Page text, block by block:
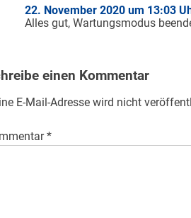
22. November 2020 um 13:03
Alles gut, Wartungsmodus
einen Kommentar
E-Mail-Adresse wird nicht
*